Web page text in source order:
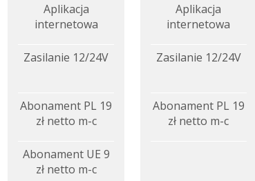
Aplikacja
internetowa
Zasilanie 12/24V
Abonament PL 19
zł netto m-c
Abonament UE 9
zł netto m-c
Aplikacja
internetowa
Zasilanie 12/24V
Abonament PL 19
zł netto m-c